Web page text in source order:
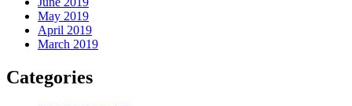
May 2019
April 2019
March 2019
Categories